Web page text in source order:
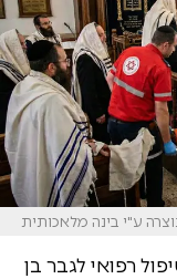
ע"י בינה מלאכותית
רפואי לגבר בן